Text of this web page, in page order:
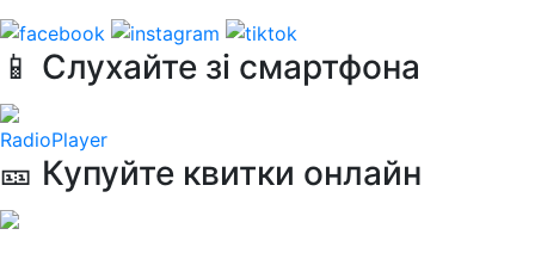
📱 Слухайте зі смартфона
RadioPlayer
🎫 Купуйте квитки онлайн